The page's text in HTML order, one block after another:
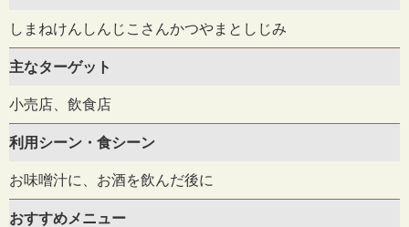
しまねけんしんじこさんかつやまとしじみ
主なターゲット
小売店、飲食店
利用シーン・食シーン
お味噌汁に、お酒を飲んだ後に
おすすめメニュー